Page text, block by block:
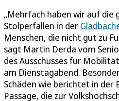
„Mehrfach haben wir auf die
Stolperfallen in der
Menschen, die nicht gut zu
sagt Martin Derda vom
des Ausschusses für
am Dienstagabend.
Schäden wie berichtet in der
Passage, die zur